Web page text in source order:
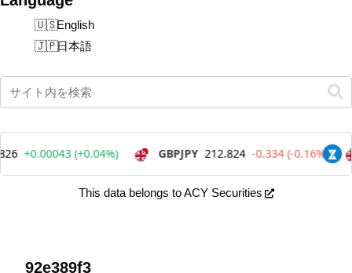
English
日本語
This data belongs to ACY Securities
92e389f3